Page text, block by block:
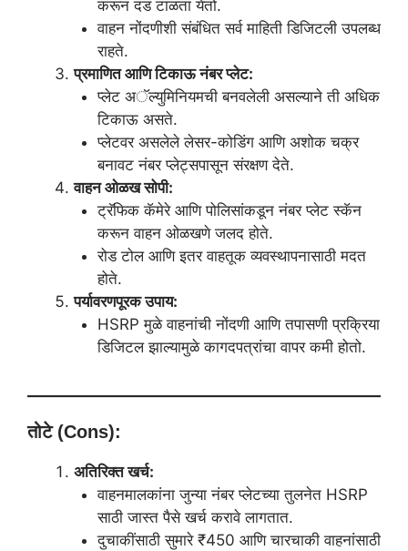
करून दंड टाळता येतो.
वाहन नोंदणीशी संबंधित सर्व माहिती डिजिटली उपलब्ध
राहते.
प्रमाणित आणि टिकाऊ नंबर प्लेट:
प्लेट अॅल्युमिनियमची बनवलेली असल्याने ती अधिक
टिकाऊ असते.
प्लेटवर असलेले लेसर-कोडिंग आणि अशोक चक्र
बनावट नंबर प्लेट्सपासून संरक्षण देते.
वाहन ओळख सोपी:
ट्रॅफिक कॅमेरे आणि पोलिसांकडून नंबर प्लेट स्कॅन
करून वाहन ओळखणे जलद होते.
रोड टोल आणि इतर वाहतूक व्यवस्थापनासाठी मदत
होते.
पर्यावरणपूरक उपाय:
HSRP मुळे वाहनांची नोंदणी आणि तपासणी प्रक्रिया
डिजिटल झाल्यामुळे कागदपत्रांचा वापर कमी होतो.
तोटे (Cons):
अतिरिक्त खर्च:
वाहनमालकांना जुन्या नंबर प्लेटच्या तुलनेत HSRP
साठी जास्त पैसे खर्च करावे लागतात.
दुचाकींसाठी सुमारे ₹450 आणि चारचाकी वाहनांसाठी